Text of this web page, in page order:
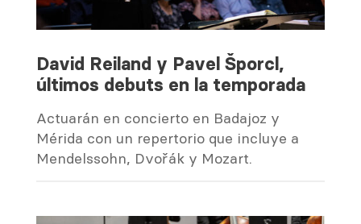
David Reiland y Pavel Šporcl,
últimos debuts en la temporada
Actuarán en concierto en Badajoz y
Mérida con un repertorio que incluye a
Mendelssohn, Dvořák y Mozart.